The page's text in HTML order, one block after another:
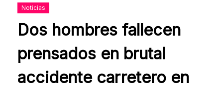
Noticias
Dos hombres fallecen
prensados en brutal
accidente carretero en